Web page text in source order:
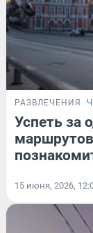
РАЗВЛЕЧЕНИЯ
Успеть за
15 июня, 2026,